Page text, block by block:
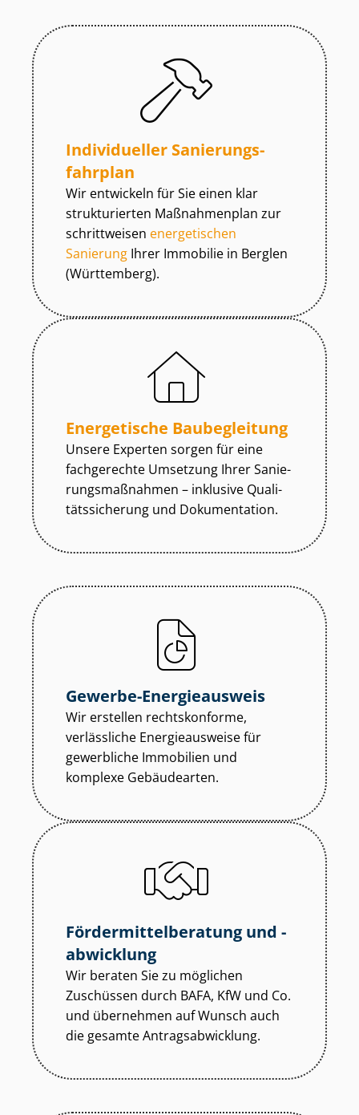
Individueller Sa­nie­rungs­
fahr­plan
Wir entwickeln für Sie einen klar
strukturierten Maßnahmenplan zur
schrittweisen energetischen
Sanierung Ihrer Immobilie in Berglen
(Württemberg).
Energetische Baubegleitung
Unsere Experten sorgen für eine
fachgerechte Umsetzung Ihrer Sa­nie­
rungs­maß­nah­men – inklusive Qua­li­
täts­si­che­rung und Dokumentation.
Gewerbe-Energieausweis
Wir erstellen rechtskonforme,
verlässliche Energieausweise für
gewerbliche Immobilien und
komplexe Gebäudearten.
För­der­mit­tel­be­ra­tung und -
abwicklung
Wir beraten Sie zu möglichen
Zuschüssen durch BAFA, KfW und Co.
und übernehmen auf Wunsch auch
die gesamte An­trags­ab­wick­lung.